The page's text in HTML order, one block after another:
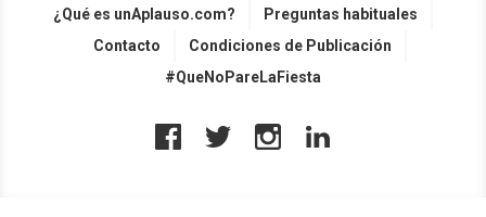
¿Qué es unAplauso.com?
Preguntas habituales
Contacto
Condiciones de Publicación
#QueNoPareLaFiesta